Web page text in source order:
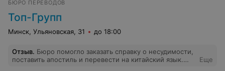
БЮРО ПЕРЕВОДОВ
Топ-Групп
Минск, Ульяновская, 31 до 18:00
Отзыв. Бюро помогло заказать справку о несудимости,
поставить апостиль и перевести на китайский язык.
Еще